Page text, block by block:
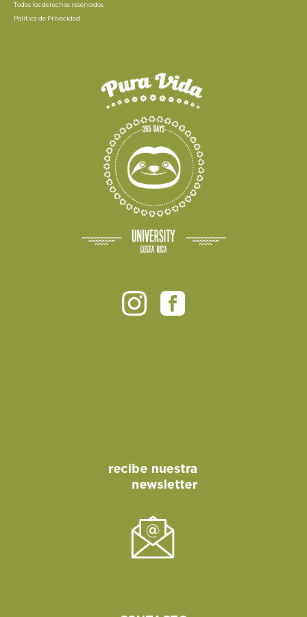
Todos los derechos reservados
Política de Privacidad